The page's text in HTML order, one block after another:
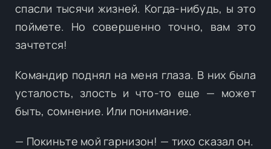
спасли тысячи жизней. Когда-нибудь, ы это
поймете. Но совершенно точно, вам это
зачтется!
Командир поднял на меня глаза. В них была
усталость, злость и что-то еще — может
быть, сомнение. Или понимание.
— Покиньте мой гарнизон! — тихо сказал он.